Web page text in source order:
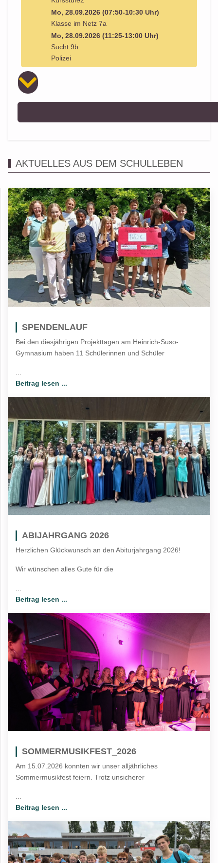
Mo, 28.09.2026 (07:50-10:30 Uhr)
Klasse im Netz 7a
Mo, 28.09.2026 (11:25-13:00 Uhr)
Sucht 9b
Polizei
AKTUELLES AUS DEM SCHULLEBEN
SPENDENLAUF
Bei den diesjährigen Projekttagen am Heinrich-Suso-
Gymnasium haben 11 Schülerinnen und Schüler
Beitrag lesen ...
ABIJAHRGANG 2026
Herzlichen Glückwunsch an den Abiturjahrgang 2026!
Wir wünschen alles Gute für die
Beitrag lesen ...
SOMMERMUSIKFEST_2026
Am 15.07.2026 konnten wir unser alljährliches
Sommermusikfest feiern. Trotz unsicherer
...
Beitrag lesen ...